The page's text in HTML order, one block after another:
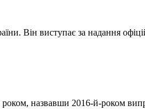
Він виступає за надання
назвавши 2016-й-роком